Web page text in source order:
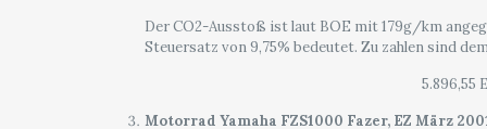
Der CO2-Ausstoß ist laut BOE mit 179g/km
Steuersatz von 9,75% bedeutet. Zu zahlen sind
5.896,55
Motorrad Yamaha FZS1000 Fazer, EZ März